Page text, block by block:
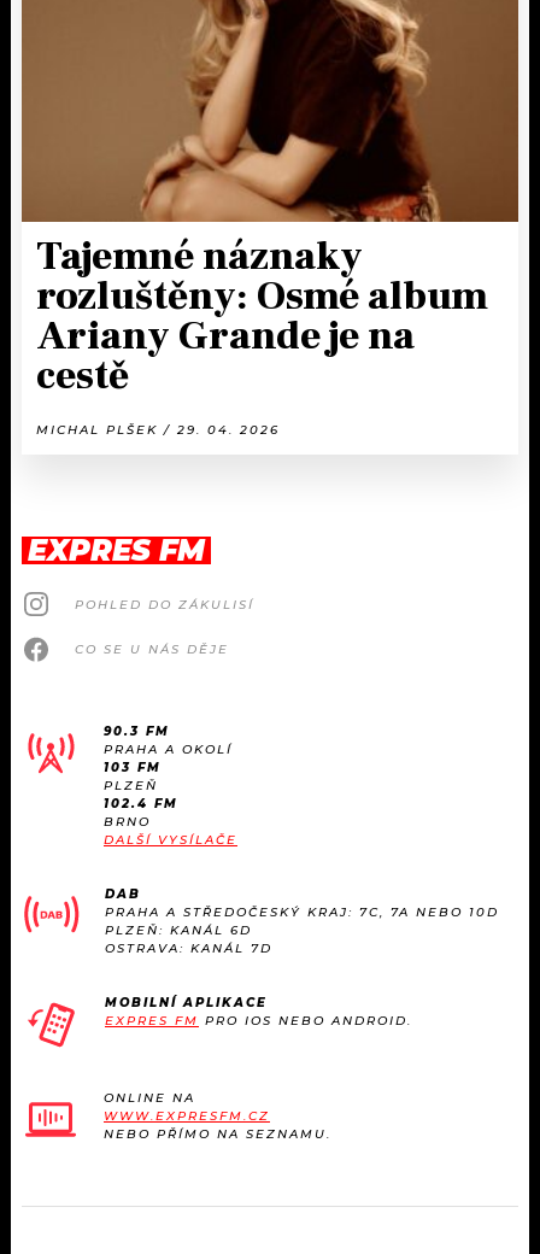
Tajemné náznaky
rozluštěny: Osmé album
Ariany Grande je na
cestě
MICHAL PLŠEK / 29. 04. 2026
EXPRES FM
POHLED DO ZÁKULISÍ
CO SE U NÁS DĚJE
90.3 FM
PRAHA A OKOLÍ
103 FM
PLZEŇ
102.4 FM
BRNO
DALŠÍ VYSÍLAČE
DAB
PRAHA A STŘEDOČESKÝ KRAJ: 7C, 7A NEBO 10D
PLZEŇ: KANÁL 6D
OSTRAVA: KANÁL 7D
MOBILNÍ APLIKACE
EXPRES FM PRO IOS NEBO ANDROID.
ONLINE NA
WWW.EXPRESFM.CZ
NEBO PŘÍMO NA SEZNAMU.